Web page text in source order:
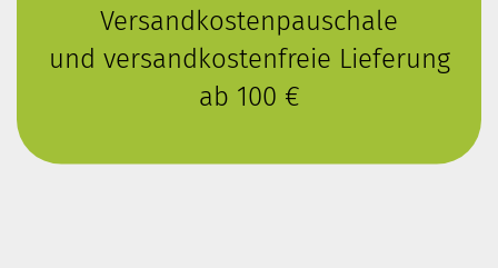
Versandkostenpauschale
und versandkostenfreie Lieferung
ab 100 €